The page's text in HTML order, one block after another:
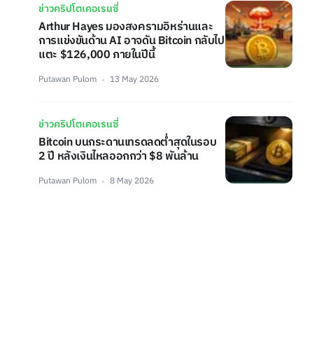
ข่าวคริปโตเคอเรนซี่
Arthur Hayes มองสงครามอิหร่านและ
การแข่งขันด้าน AI อาจดัน Bitcoin กลับไป
แตะ $126,000 ภายในปีนี้
Putawan Pulom 13 May 2026
ข่าวคริปโตเคอเรนซี่
Bitcoin บนกระดานเทรดลดต่ำสุดในรอบ
2 ปี หลังเงินไหลออกกว่า $8 พันล้าน
Putawan Pulom 8 May 2026